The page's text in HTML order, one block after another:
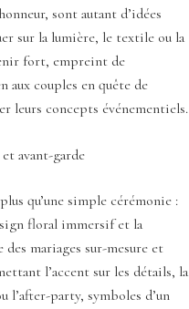
sont autant d’idées
sur la lumière, le textile ou la
fort, empreint de
couples en quête de
leurs concepts événementiels.
avant-garde
qu’une simple cérémonie :
floral immersif et la
mariages sur-mesure et
l’accent sur les détails, la
party, symboles d’un